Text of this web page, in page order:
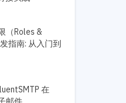
（Roles &
指南: 从入门到
在